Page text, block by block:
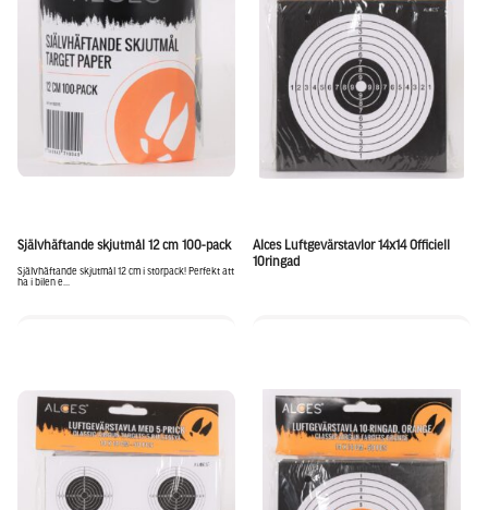
Självhäftande skjutmål 12 cm 100-pack
Självhäftande skjutmål 12 cm i storpack! Perfekt att
ha i bilen e...
Alces Luftgevärstavlor 14x14 Officiell
10ringad